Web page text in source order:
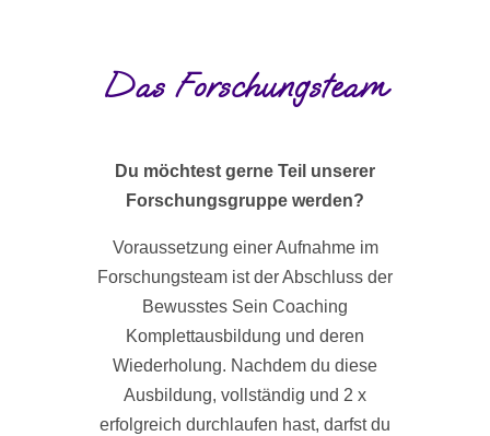
Das Forschungsteam
Du möchtest gerne Teil unserer
Forschungsgruppe werden?
Voraussetzung einer Aufnahme im
Forschungsteam ist der Abschluss der
Bewusstes Sein Coaching
Komplettausbildung und deren
Wiederholung. Nachdem du diese
Ausbildung, vollständig und 2 x
erfolgreich durchlaufen hast, darfst du